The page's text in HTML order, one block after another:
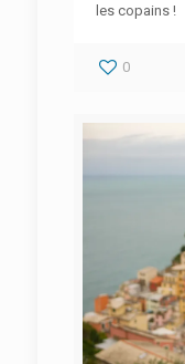
les copains !
0